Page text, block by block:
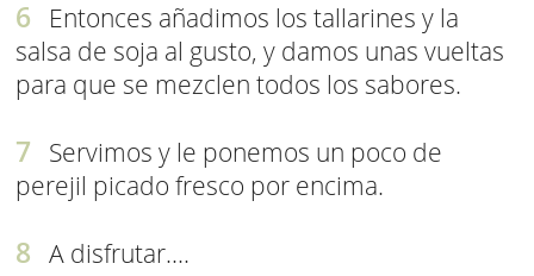
Entonces añadimos los tallarines y la
salsa de soja al gusto, y damos unas vueltas
para que se mezclen todos los sabores.
Servimos y le ponemos un poco de
perejil picado fresco por encima.
A disfrutar....